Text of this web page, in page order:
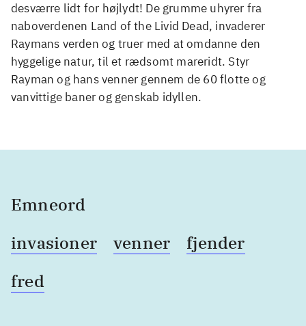
desværre lidt for højlydt! De grumme uhyrer fra
naboverdenen Land of the Livid Dead, invaderer
Raymans verden og truer med at omdanne den
hyggelige natur, til et rædsomt mareridt. Styr
Rayman og hans venner gennem de 60 flotte og
vanvittige baner og genskab idyllen.
Emneord
invasioner
venner
fjender
fred